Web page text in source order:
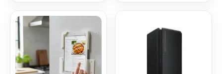
Son máquinas diseñadas para uso
empresarial, con gran durabilidad y
excelente rendimiento.
5